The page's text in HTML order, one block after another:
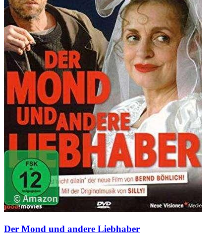
Der Mond und andere Liebhaber